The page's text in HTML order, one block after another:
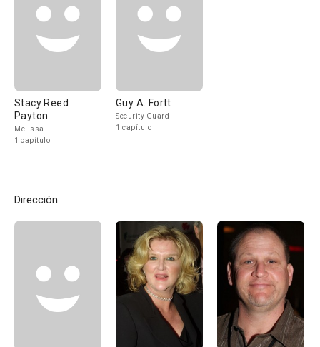
Stacy Reed
Payton
Melissa
1 capítulo
Guy A. Fortt
Security Guard
1 capítulo
Dirección